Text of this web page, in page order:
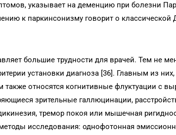
указывает на деменцию при болезни
к паркинсонизму говорит о классической
большие трудности для врачей. Тем не
установки диагноза [36]. Главным из
относятся когнитивные флуктуации с
зрительные галлюцинации,
тремор покоя или мышечная
исследования: однофотонная